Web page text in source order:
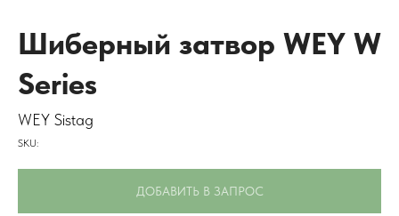
Шиберный затвор WEY W
Series
WEY Sistag
SKU:
ДОБАВИТЬ В ЗАПРОС